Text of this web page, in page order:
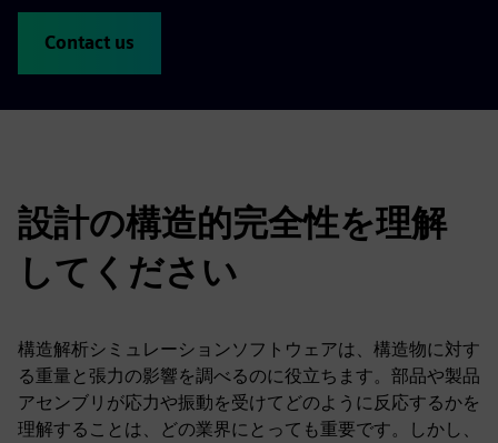
Contact us
設計の構造的完全性を理解
してください
構造解析シミュレーションソフトウェアは、構造物に対す
る重量と張力の影響を調べるのに役立ちます。部品や製品
アセンブリが応力や振動を受けてどのように反応するかを
理解することは、どの業界にとっても重要です。しかし、